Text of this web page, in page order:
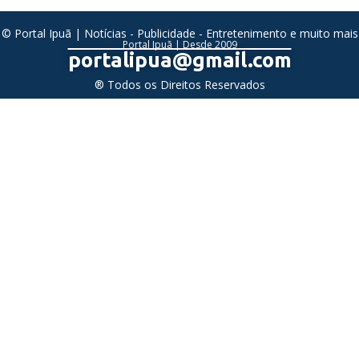
© Portal Ipuã | Notícias - Publicidade - Entretenimento e muito mais
Portal Ipuã | Desde 2009
portalipua@gmail.com
® Todos os Direitos Reservados